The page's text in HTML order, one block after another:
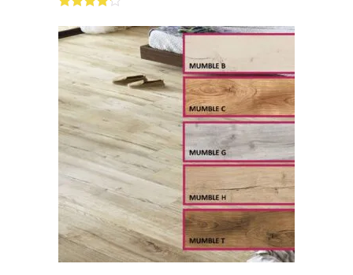
con4.00
de 5